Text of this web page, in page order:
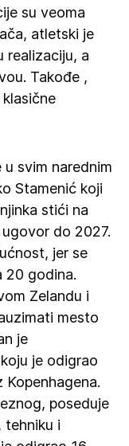
su veoma
atletski je
realizaciju, a
Takođe ,
svim narednim
Stamenić koji
stići na
do 2027.
jer se
20 godina.
Zelandu i
mesto
je
je odigrao
Kopenhagena.
poseduje
tehniku i